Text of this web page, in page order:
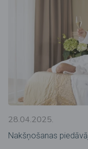
28.04.2025.
Nakšņošanas